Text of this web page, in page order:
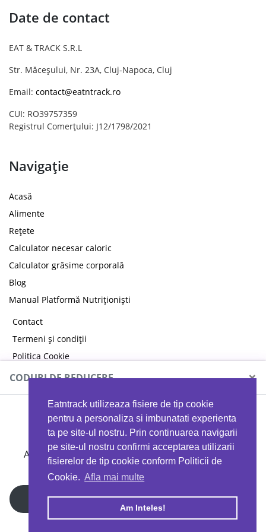
Eatntrack utilizeaza fisiere de tip cookie
pentru a personaliza si imbunatati experienta
ta pe site-ul nostru. Prin continuarea navigarii
pe site-ul nostru confirmi acceptarea utilizarii
fisierelor de tip cookie conform Politicii de
Cookie. Afla mai multe
Am Inteles!
Date de contact
EAT & TRACK S.R.L
Str. Măceșului, Nr. 23A, Cluj-Napoca, Cluj
Email: contact@eatntrack.ro
CUI: RO39757359
Registrul Comerțului: J12/1798/2021
Navigație
Acasă
Alimente
Rețete
Calculator necesar caloric
Calculator grăsime corporală
Blog
Manual Platformă Nutriționiști
Contact
Termeni și condiții
Politica Cookie
Politica de confidențialitate
Copyright © 2026 EAT & TRACK S.R.L
CODURI DE REDUCERE ×
MYPROTEIN
Ai 40%reducere la orice comandă folosind codul
EATTRACK
Profită acum